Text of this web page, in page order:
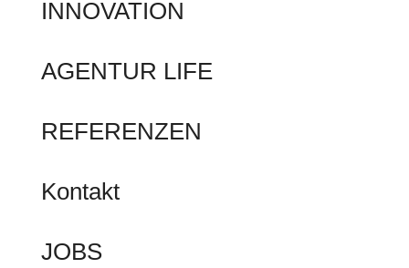
INNOVATION
AGENTUR LIFE
REFERENZEN
Kontakt
JOBS